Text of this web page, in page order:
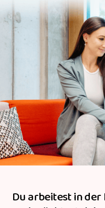
Du arbeitest in